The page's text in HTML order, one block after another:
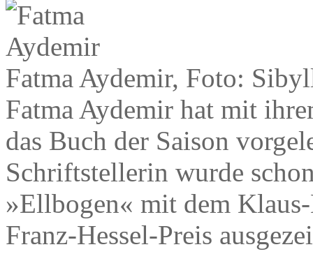
Fatma Aydemir, Foto:
Fatma Aydemir hat mit
das Buch der Saison
Schriftstellerin wurde
»Ellbogen« mit dem
Franz-Hessel-Preis